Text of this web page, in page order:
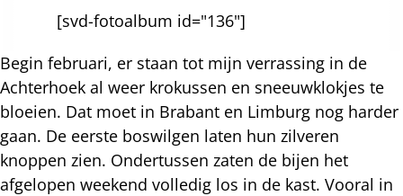
[svd-fotoalbum id="136"]
Begin februari, er staan tot mijn verrassing in de
Achterhoek al weer krokussen en sneeuwklokjes te
bloeien. Dat moet in Brabant en Limburg nog harder
gaan. De eerste boswilgen laten hun zilveren
knoppen zien. Ondertussen zaten de bijen het
afgelopen weekend volledig los in de kast. Vooral in